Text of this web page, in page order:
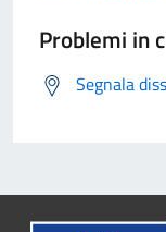
Problemi in
Segnala